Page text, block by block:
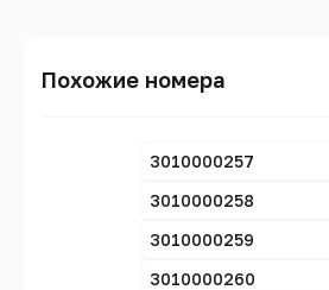
Похожие номера
3010000257
3010000258
3010000259
3010000260